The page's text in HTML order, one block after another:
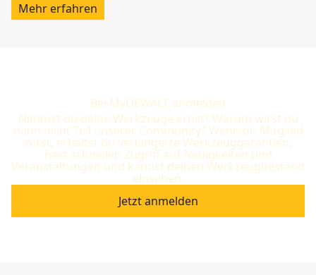
Mehr erfahren
Bei MyDEWALT anmelden
Nimmst du deine Werkzeuge ernst? Warum wirst du
dann nicht Teil unserer Community? Wenn du Mitglied
wirst, erhältst du verlängerte Werkzeuggarantien,
hast schnellen Zugriff auf Neuigkeiten und
Veranstaltungen und kannst deinen Werkzeugbestand
einsehen.
Jetzt anmelden